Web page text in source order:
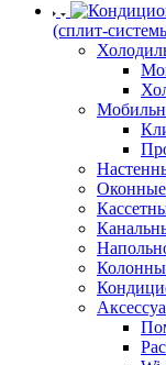
(сплит-